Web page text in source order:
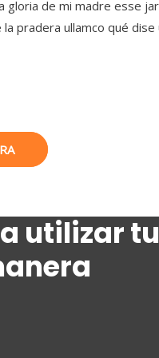
gloria de mi madre esse
pradera ullamco qué
utilizar